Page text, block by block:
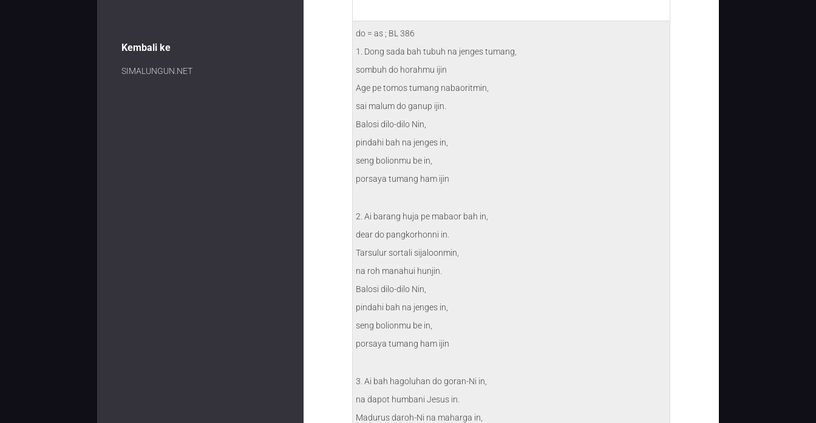
Kembali ke
SIMALUNGUN.NET
do = as ; BL 386
1. Dong sada bah tubuh na jenges tumang,
sombuh do horahmu ijin
Age pe tomos tumang nabaoritmin,
sai malum do ganup ijin.
Balosi dilo-dilo Nin,
pindahi bah na jenges in,
seng bolionmu be in,
porsaya tumang ham ijin
2. Ai barang huja pe mabaor bah in,
dear do pangkorhonni in.
Tarsulur sortali sijaloonmin,
na roh manahui hunjin.
Balosi dilo-dilo Nin,
pindahi bah na jenges in,
seng bolionmu be in,
porsaya tumang ham ijin
3. Ai bah hagoluhan do goran-Ni in,
na dapot humbani Jesus in.
Madurus daroh-Ni na maharga in,